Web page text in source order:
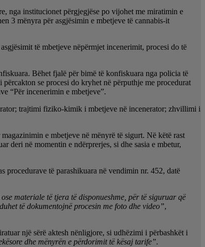
nga institucionet përgjegjëse po vijohet me miratimin e
3 mënyra për asgjësimin e mbetjeve të cannabis-it
të mbetjeve nëpërmjet incenerimit, procesi do të
Bëhet fjalë për bimë të konfiskuara nga policia të
se procesi do kryhet në përputhje me procedurat
“Për incenerimin e mbetjeve”.
trajtimi fiziko-kimik i mbetjeve në incenerator; zhvillimi i
e mbetjeve në mënyrë të sigurt. Në këtë rast
deri në momentin e ndërprerjes, si dhe sasia e mbetur,
procedurave të parashikuara në vendimin nr. 452, datë
materiale të tjera të disponueshme, për të siguruar që
të dokumentojnë procesin me foto dhe video”,
një sërë aktesh nënligjore, si udhëzimi i përbashkët i
dhe mënyrën e përdorimit të kësaj tarife”.